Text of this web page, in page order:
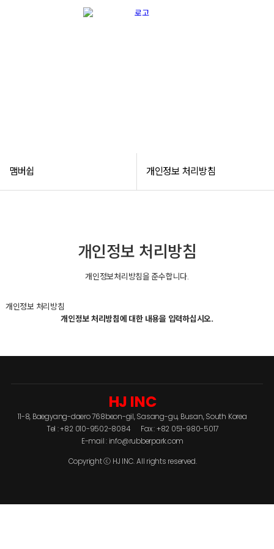
맴버쉽 개인정보 처리방침
개인정보 처리방침
개인정보처리방침을 준수합니다.
개인정보 처리방침
개인정보 처리방침에 대한 내용을 입력하십시오.
HJ INC
11-8, Baegyang-daero 768beon-gil, Sasang-gu, Busan, South Korea
Tel : +82 010-9502-8084
Fax : +82 051-980-5017
E-mail : info@rubberpark.com
Copyright ⓒ HJ INC. All rights reserved.